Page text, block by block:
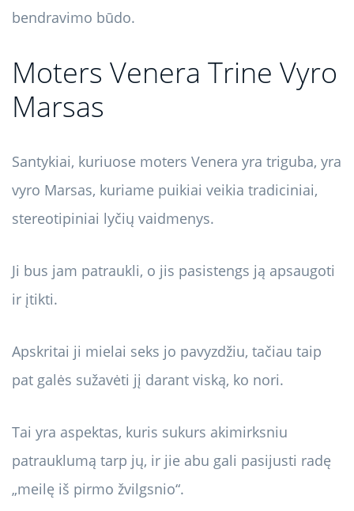
bendravimo būdo.
Moters Venera Trine Vyro
Marsas
Santykiai, kuriuose moters Venera yra triguba, yra
vyro Marsas, kuriame puikiai veikia tradiciniai,
stereotipiniai lyčių vaidmenys.
Ji bus jam patraukli, o jis pasistengs ją apsaugoti
ir įtikti.
Apskritai ji mielai seks jo pavyzdžiu, tačiau taip
pat galės sužavėti jį darant viską, ko nori.
Tai yra aspektas, kuris sukurs akimirksniu
patrauklumą tarp jų, ir jie abu gali pasijusti radę
„meilę iš pirmo žvilgsnio“.